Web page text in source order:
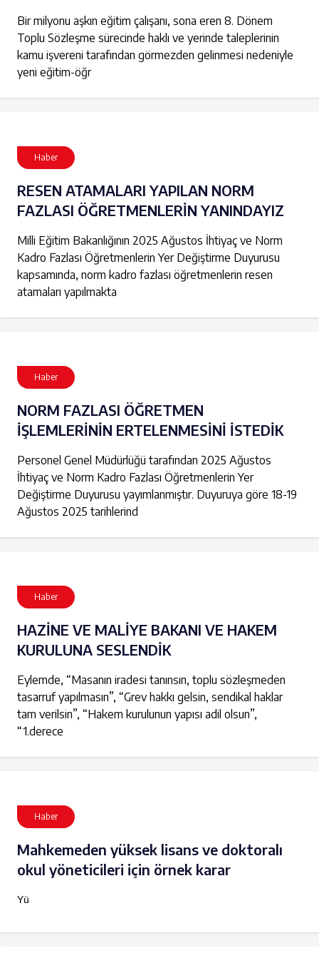
Bir milyonu aşkın eğitim çalışanı, sona eren 8. Dönem
Toplu Sözleşme sürecinde haklı ve yerinde taleplerinin
kamu işvereni tarafından görmezden gelinmesi nedeniyle
yeni eğitim-öğr
Haber
RESEN ATAMALARI YAPILAN NORM
FAZLASI ÖĞRETMENLERİN YANINDAYIZ
Milli Eğitim Bakanlığının 2025 Ağustos İhtiyaç ve Norm
Kadro Fazlası Öğretmenlerin Yer Değiştirme Duyurusu
kapsamında, norm kadro fazlası öğretmenlerin resen
atamaları yapılmakta
Haber
NORM FAZLASI ÖĞRETMEN
İŞLEMLERİNİN ERTELENMESİNİ İSTEDİK
Personel Genel Müdürlüğü tarafından 2025 Ağustos
İhtiyaç ve Norm Kadro Fazlası Öğretmenlerin Yer
Değiştirme Duyurusu yayımlanmıştır. Duyuruya göre 18-19
Ağustos 2025 tarihlerind
Haber
HAZİNE VE MALİYE BAKANI VE HAKEM
KURULUNA SESLENDİK
Eylemde, “Masanın iradesi tanınsın, toplu sözleşmeden
tasarruf yapılmasın”, “Grev hakkı gelsin, sendikal haklar
tam verilsin”, “Hakem kurulunun yapısı adil olsun”,
“1.derece
Haber
Mahkemeden yüksek lisans ve doktoralı
okul yöneticileri için örnek karar
Yü